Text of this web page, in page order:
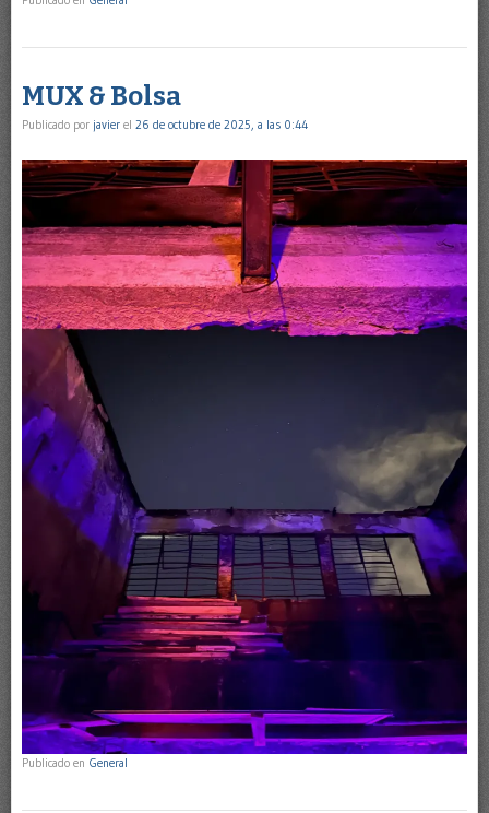
MUX & Bolsa
Publicado por javier el 26 de octubre de 2025, a las 0:44
Publicado en General